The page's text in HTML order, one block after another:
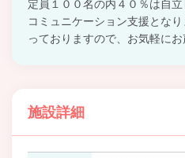
定員１００名の内４０％は自
コミュニケーション支援とな
っておりますので、お気軽にお
施設詳細